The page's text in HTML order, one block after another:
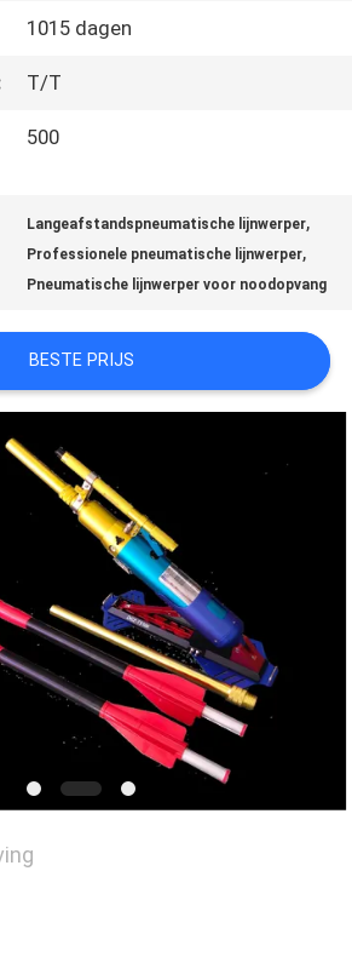
10­15 dagen
T/T
500
Langeafstandspneumatische lijnwerper,
Professionele pneumatische lijnwerper,
Pneumatische lijnwerper voor noodopvang
BESTE PRIJS